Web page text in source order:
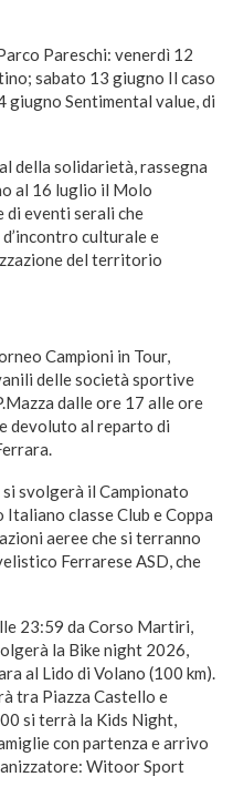
Pareschi: venerdì 12
sabato 13 giugno Il caso
giugno Sentimental value, di
della solidarietà, rassegna
al 16 luglio il Molo
di eventi serali che
culturale e
del territorio
Campioni in Tour,
delle società sportive
dalle ore 17 alle ore
devoluto al reparto di
svolgerà il Campionato
classe Club e Coppa
aeree che si terranno
Ferrarese ASD, che
23:59 da Corso Martiri,
la Bike night 2026,
al Lido di Volano (100 km).
tra Piazza Castello e
si terrà la Kids Night,
con partenza e arrivo
Witoor Sport